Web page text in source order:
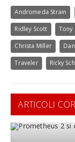
Andromeda Strain
Ridley Scott Tony
Christa Miller
Traveler Ricky
ARTICOLI